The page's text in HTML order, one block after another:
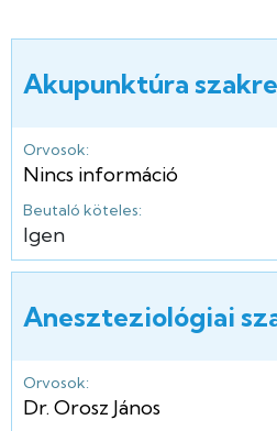
Akupunktúra
Orvosok:
Nincs információ
Beutaló köteles:
Igen
Aneszteziológiai
Orvosok:
Dr. Orosz János